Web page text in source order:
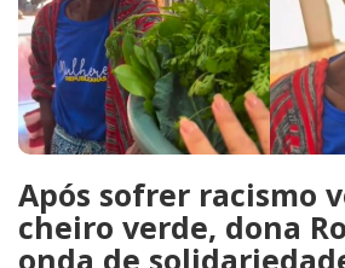
Após sofrer racismo
cheiro verde, dona
onda de